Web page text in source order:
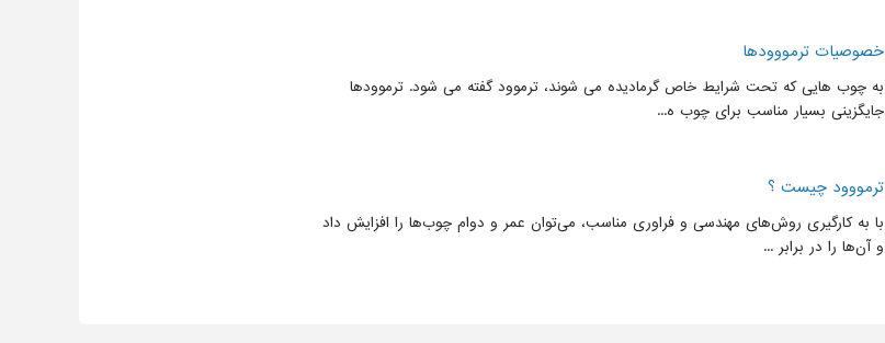
خصوصیات ترمووودها
به چوب هایی که تحت شرایط خاص گرمادیده می شوند، ترموود گفته می شود. ترموودها
جایگزینی بسیار مناسب برای چوب ه...
ترمووود چیست ؟
با به کارگیری روش‌های مهندسی و فراوری مناسب، می‌توان عمر و دوام چوب‌ها را افزایش داد
و آن‌ها را در برابر ...